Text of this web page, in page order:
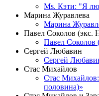
Ms. Кэти: "Я
Марина Журавлева
Марина
Павел Соколов (экс.
Павел Соколов
Сергей Любавин
Сергей
Стас Михайлов
Стас
половина)»